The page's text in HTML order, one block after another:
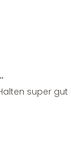
super